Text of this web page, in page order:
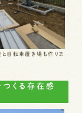
と自転車置き場も作りま
つくる存在感